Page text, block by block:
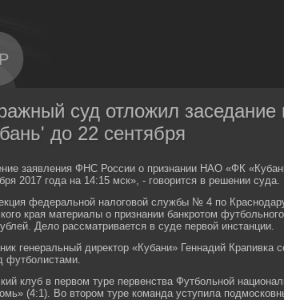
суд отложил заседание
до 22 сентября
заявления ФНС России о признании НАО «ФК
2017 года на 14:15 мск», - говорится в решении суда.
федеральной налоговой службы № 4 по
края материалы о признании банкротом
Дело рассматривается в суде первой инстанции.
генеральный директор «Кубани» Геннадий
футболистами.
клуб в первом туре первенства Футбольной
(4:1). Во втором туре команда уступила